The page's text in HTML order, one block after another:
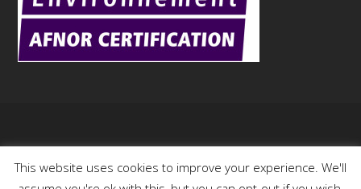
This website uses cookies to improve your experience. We'll